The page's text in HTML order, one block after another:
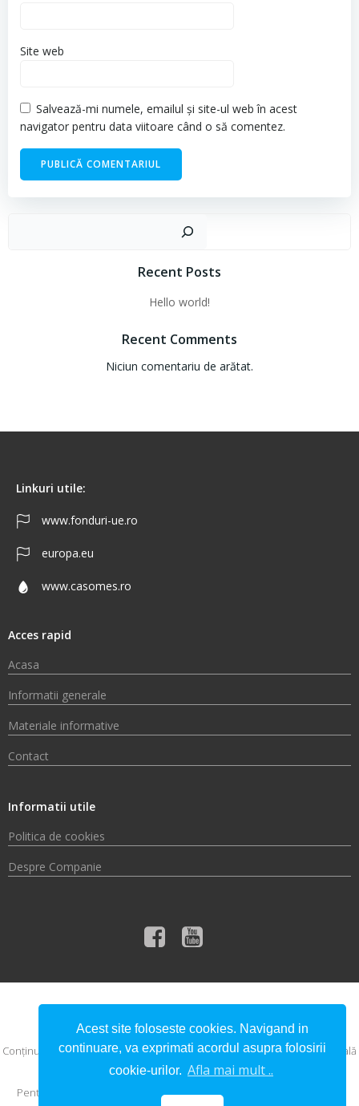
Site web
Salvează-mi numele, emailul și site-ul web în acest
navigator pentru data viitoare când o să comentez.
Recent Posts
Hello world!
Recent Comments
Niciun comentariu de arătat.
Linkuri utile:
www.fonduri-ue.ro
europa.eu
www.casomes.ro
Acces rapid
Acasa
Informatii generale
Materiale informative
Contact
Informatii utile
Politica de cookies
Despre Companie
© 2026 Compania de Apă Someș S.A.
Conţinutul acestui material nu reprezintă în mod obligatoriu poziţia oficială
a Uniunii Europene sau a Guvernului României.
Pentru informaţii detaliate despre celelalte programe cofinanţate de
Acest site foloseste cookies. Navigand in
continuare, va exprimati acordul asupra folosirii
cookie-urilor. Afla mai mult ..